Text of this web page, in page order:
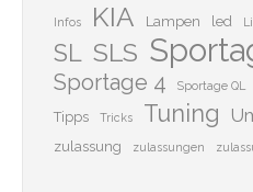
Infos KIA Lampen led
SL SLS
Sportage 4 Sportage QL
Tipps Tricks Tuning
zulassung zulassungen